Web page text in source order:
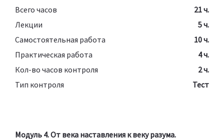
Всего часов
21 ч.
Лекции
5 ч.
Самостоятельная работа
10 ч.
Практическая работа
4 ч.
Кол-во часов контроля
2 ч.
Тип контроля
Тест
Модуль 4. От века наставления к веку разума.